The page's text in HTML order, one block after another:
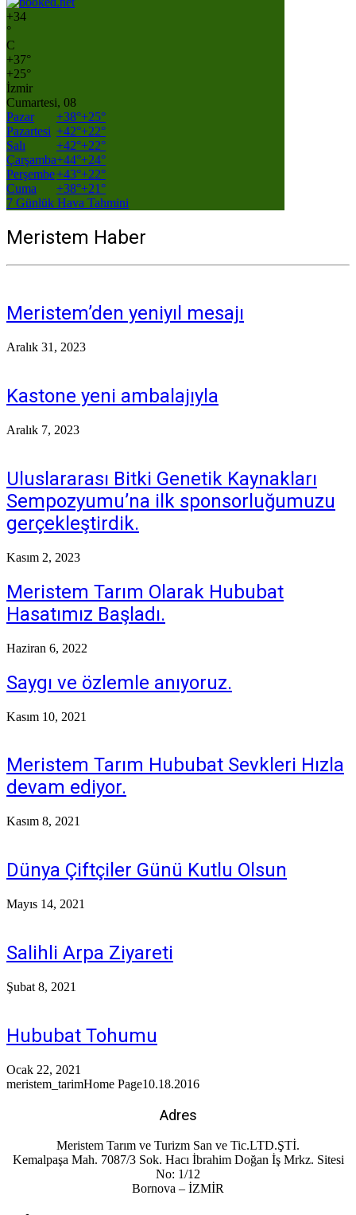
+34
°
C
+37°
+25°
İzmir
Cumartesi, 08
Pazar
+38°+25°
Pazartesi +42°+22°
Salı
+42°+22°
Çarşamba+44°+24°
Perşembe+43°+22°
Cuma
+38°+21°
7 Günlük Hava Tahmini
Meristem Haber
Meristem’den yeniyıl mesajı
Aralık 31, 2023
Kastone yeni ambalajıyla
Aralık 7, 2023
Uluslararası Bitki Genetik Kaynakları
Sempozyumu’na ilk sponsorluğumuzu
gerçekleştirdik.
Kasım 2, 2023
Meristem Tarım Olarak Hububat
Hasatımız Başladı.
Haziran 6, 2022
Saygı ve özlemle anıyoruz.
Kasım 10, 2021
Meristem Tarım Hububat Sevkleri Hızla
devam ediyor.
Kasım 8, 2021
Dünya Çiftçiler Günü Kutlu Olsun
Mayıs 14, 2021
Salihli Arpa Ziyareti
Şubat 8, 2021
Hububat Tohumu
Ocak 22, 2021
meristem_tarimHome Page10.18.2016
Adres
Meristem Tarım ve Turizm San ve Tic.LTD.ŞTİ.
Kemalpaşa Mah. 7087/3 Sok. Hacı İbrahim Doğan İş Mrkz. Sitesi
No: 1/12
Bornova – İZMİR